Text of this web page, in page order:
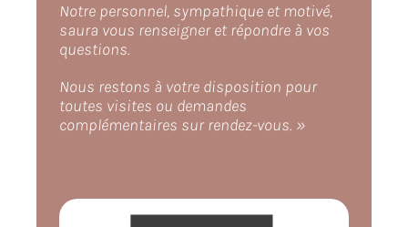
Notre personnel, sympathique et motivé,
saura vous renseigner et répondre à vos
questions.
Nous restons à votre disposition pour
toutes visites ou demandes
complémentaires sur rendez-vous. »